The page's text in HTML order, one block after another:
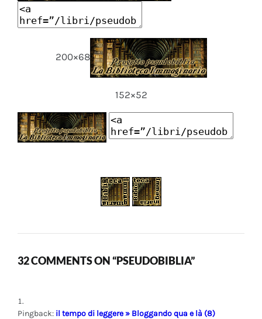
200×68
152×52
32 COMMENTS ON “PSEUDOBIBLIA”
Pingback: il tempo di leggere » Bloggando qua e là (8)